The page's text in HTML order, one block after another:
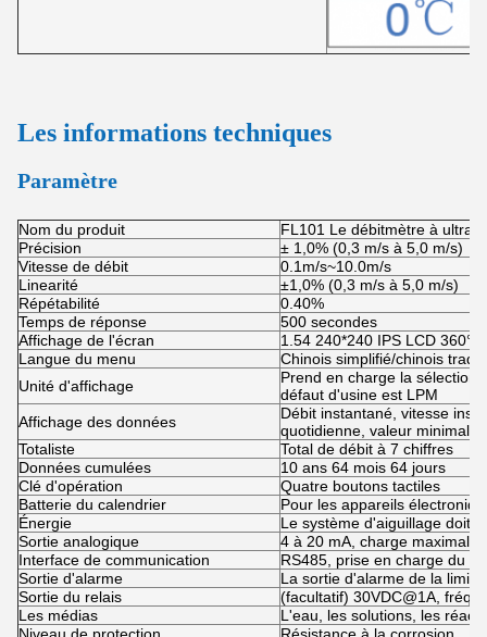
Les informations techniques
Paramètre
Nom du produit
FL101 Le débitmètre à
Précision
± 1,0% (0,3 m/s à 5,0 m/s)
Vitesse de débit
0.1m/s~10.0m/s
Linearité
±1,0% (0,3 m/s à 5,0 m/s)
Répétabilité
0.40%
Temps de réponse
500 secondes
Affichage de l'écran
1.54 240*240 IPS LCD 360°
Langue du menu
Chinois simplifié/chinois
Unité d'affichage
Prend en charge la sélection
défaut d'usine est LPM
Affichage des données
Débit instantané, vitesse
quotidienne, valeur minimale
Totaliste
Total de débit à 7 chiffres
Données cumulées
10 ans 64 mois 64 jours
Clé d'opération
Quatre boutons tactiles
Batterie du calendrier
Pour les appareils
Énergie
Le système d'aiguillage doit
Sortie analogique
4 à 20 mA, charge maximale
Interface de communication
RS485, prise en charge du
Sortie d'alarme
La sortie d'alarme de la
Sortie du relais
(facultatif) 30VDC@1A,
Les médias
L'eau, les solutions, les